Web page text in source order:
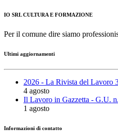
IO SRL CULTURA E FORMAZIONE
Per il comune dire siamo
Ultimi aggiornamenti
2026 - La Rivista del Lavoro
4 agosto
Il Lavoro in Gazzetta - G.U.
1 agosto
Informazioni di contatto